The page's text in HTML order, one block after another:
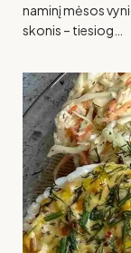
naminį mėsos
skonis – tiesiog…